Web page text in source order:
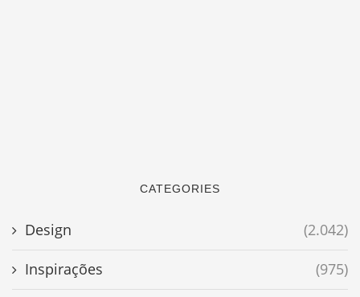
CATEGORIES
Design (2.042)
Inspirações (975)